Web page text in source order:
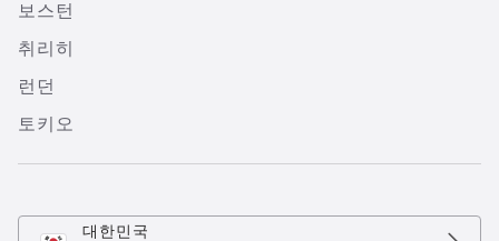
보스턴
취리히
런던
토키오
대한민국